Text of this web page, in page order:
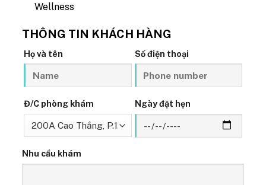
Wellness
THÔNG TIN KHÁCH HÀNG
Họ và tên Số điện thoại
Đ/C phòng khám Ngày đặt hẹn
Nhu cầu khám